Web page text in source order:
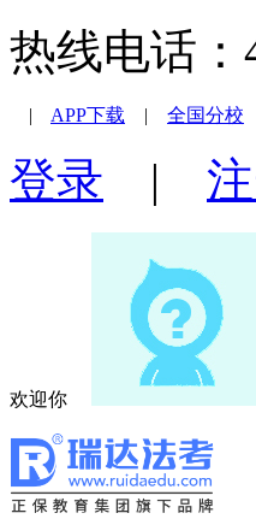
热线电话
| APP下载 | 全国分校
登录 |
欢迎你